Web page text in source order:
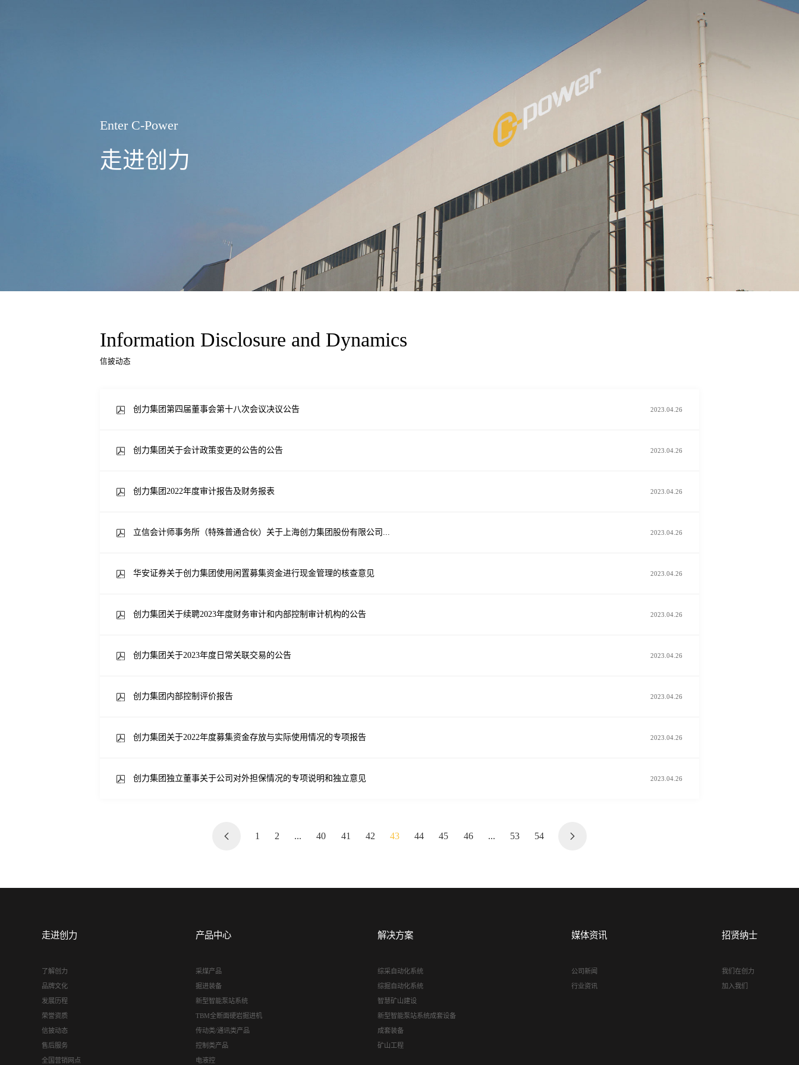
Enter C-Power
走进创力
Information Disclosure and Dynamics
信披动态
创力集团第四届董事会第十八次会议决议公告 2023.04.26
创力集团关于会计政策变更的公告的公告 2023.04.26
创力集团2022年度审计报告及财务报表 2023.04.26
立信会计师事务所（特殊普通合伙）关于上海创力集团股份有限公司... 2023.04.26
华安证券关于创力集团使用闲置募集资金进行现金管理的核查意见 2023.04.26
创力集团关于续聘2023年度财务审计和内部控制审计机构的公告 2023.04.26
创力集团关于2023年度日常关联交易的公告 2023.04.26
创力集团内部控制评价报告 2023.04.26
创力集团关于2022年度募集资金存放与实际使用情况的专项报告 2023.04.26
创力集团独立董事关于公司对外担保情况的专项说明和独立意见 2023.04.26
1 2 ... 40 41 42 43 44 45 46 ... 53 54
走进创力
了解创力
品牌文化
发展历程
荣誉资质
信披动态
售后服务
全国营销网点
产品中心
采煤产品
掘进装备
新型智能泵站系统
TBM全断面硬岩掘进机
传动类/通讯类产品
控制类产品
电液控
解决方案
综采自动化系统
综掘自动化系统
智慧矿山建设
新型智能泵站系统成套设备
成套装备
矿山工程
媒体资讯
公司新闻
行业资讯
招贤纳士
我们在创力
加入我们